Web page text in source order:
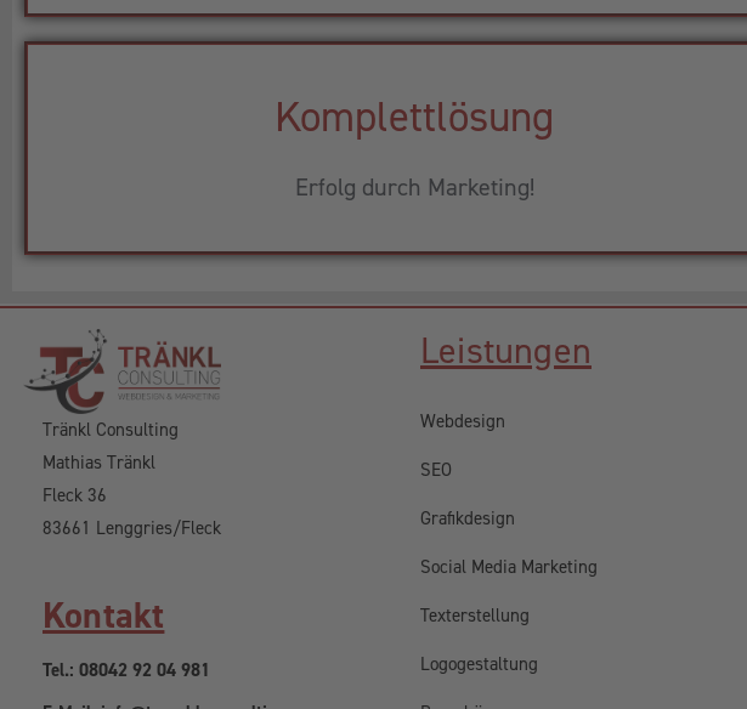
Komplettlösung
Erfolg durch Marketing!
Tränkl Consulting
Mathias Tränkl
Fleck 36
83661 Lenggries/Fleck
Kontakt
Tel.: 08042 92 04 981
Leistungen
Webdesign
SEO
Grafikdesign
Social Media Marketing
Texterstellung
Logogestaltung